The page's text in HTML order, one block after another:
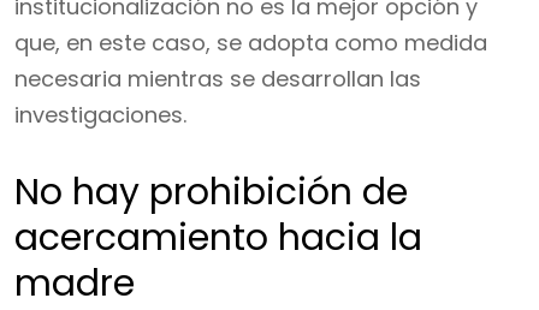
institucionalización no es la mejor opción y
que, en este caso, se adopta como medida
necesaria mientras se desarrollan las
investigaciones.
No hay prohibición de
acercamiento hacia la
madre